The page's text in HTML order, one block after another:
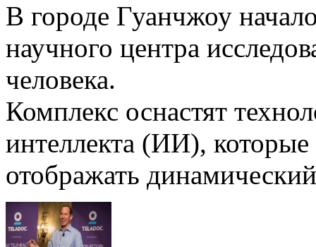
В городе Гуанчжоу
научного центра
человека.
Комплекс оснастят
интеллекта (ИИ),
отображать